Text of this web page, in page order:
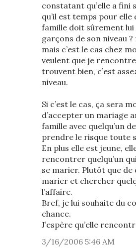
constatant qu’elle a fini
qu’il est temps pour elle
famille doit sûrement
garçons de son niveau ?
mais c’est le cas chez
veulent que je rencontre
trouvent bien, c’est
niveau.
Si c’est le cas, ça sera
d’accepter un mariage
famille avec quelqu’un
prendre le risque toute
En plus elle est jeune,
rencontrer quelqu’un
se marier. Plutôt que de
marier et chercher
l’affaire.
Bref, je lui souhaite du
chance.
J’espère qu’elle
3/16/2006 5:46 AM